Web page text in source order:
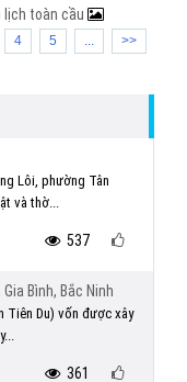
lịch toàn cầu
4 5 ... >>
Lôi, phường Tân
và thờ...
537
Bình, Bắc Ninh
Tiên Du) vốn được xây
361